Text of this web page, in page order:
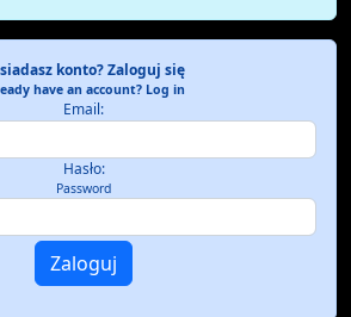
konto? Zaloguj się
have an account? Log in
Email:
Hasło:
Password